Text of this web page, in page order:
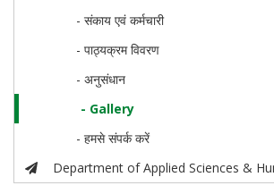
- संकाय एवं कर्मचारी
- पाठ्यक्रम विवरण
- अनुसंधान
- Gallery
- हमसे संपर्क करें
Department of Applied Sciences &